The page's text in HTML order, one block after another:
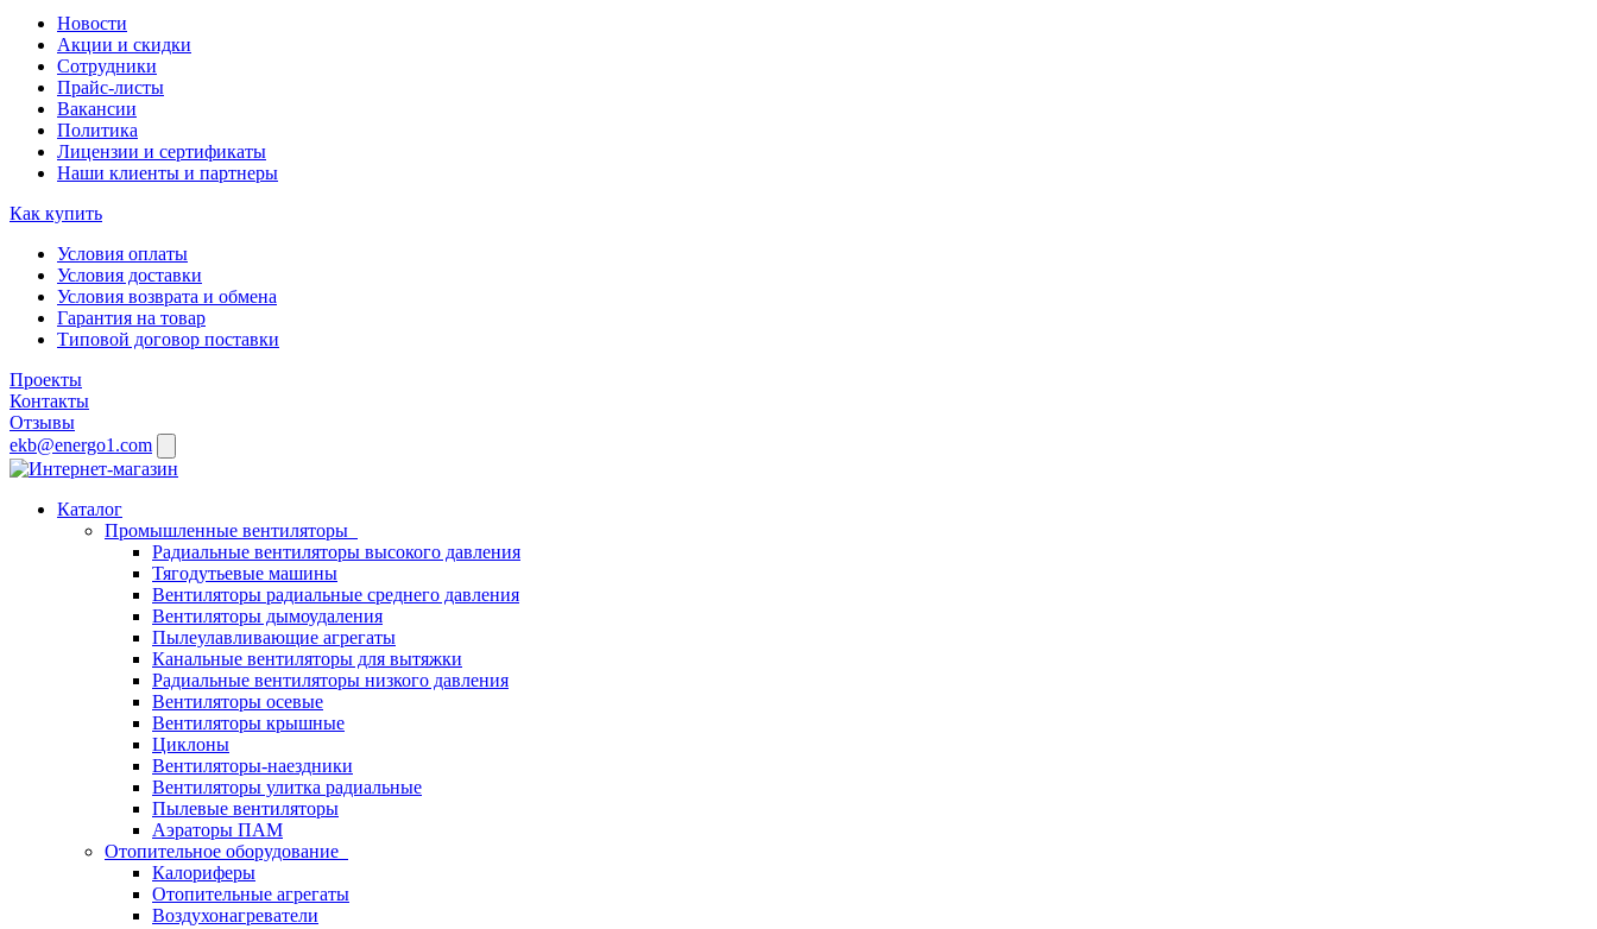
Новости
Акции и скидки
Сотрудники
Прайс-листы
Вакансии
Политика
Лицензии и сертификаты
Наши клиенты и партнеры
Как купить
Условия оплаты
Условия доставки
Условия возврата и обмена
Гарантия на товар
Типовой договор поставки
Проекты
Контакты
Отзывы
ekb@energo1.com
Каталог
Промышленные вентиляторы
Радиальные вентиляторы высокого давления
Тягодутьевые машины
Вентиляторы радиальные среднего давления
Вентиляторы дымоудаления
Пылеулавливающие агрегаты
Канальные вентиляторы для вытяжки
Радиальные вентиляторы низкого давления
Вентиляторы осевые
Вентиляторы крышные
Циклоны
Вентиляторы-наездники
Вентиляторы улитка радиальные
Пылевые вентиляторы
Аэраторы ПАМ
Отопительное оборудование
Калориферы
Отопительные агрегаты
Воздухонагреватели